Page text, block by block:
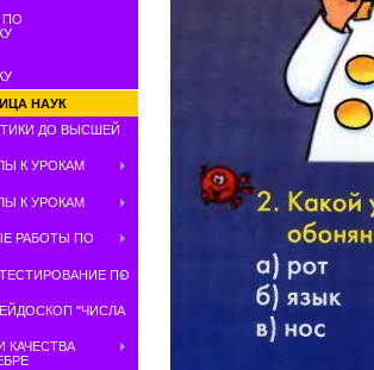
ПО
НАУК
ДО ВЫСШЕЙ
К УРОКАМ
К УРОКАМ
РАБОТЫ ПО
ПО
"ЧИСЛА
КАЧЕСТВА